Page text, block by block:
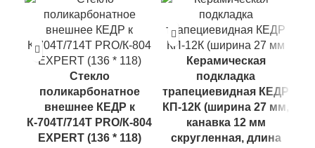
Стекло
поликарбонатное
внешнее КЕДР к
К-704Т/714Т PRO/К-804
EXPERT (136 * 118)
Керамическая
подкладка
трапециевидная КЕДР
КП-12К (ширина 27 мм,
канавка 12 мм
скругленная, длина